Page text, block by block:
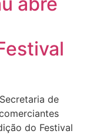
de
do Festival